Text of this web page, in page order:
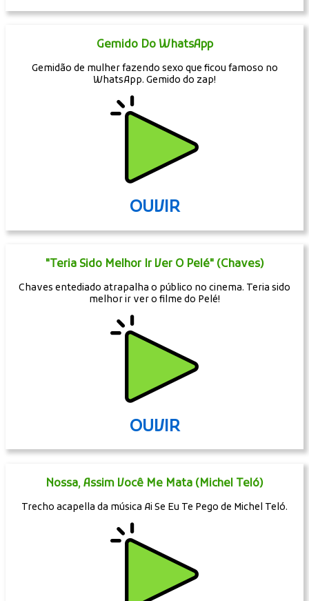
Gemido Do WhatsApp
Gemidão de mulher fazendo sexo que ficou famoso no
WhatsApp. Gemido do zap!
OUVIR
"Teria Sido Melhor Ir Ver O Pelé" (Chaves)
Chaves entediado atrapalha o público no cinema. Teria sido
melhor ir ver o filme do Pelé!
OUVIR
Nossa, Assim Você Me Mata (Michel Teló)
Trecho acapella da música Ai Se Eu Te Pego de Michel Teló.